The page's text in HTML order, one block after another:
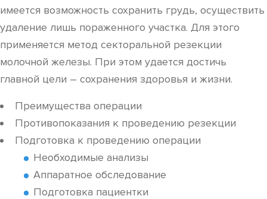
имеется возможность сохранить грудь, осуществить
удаление лишь пораженного участка. Для этого
применяется метод секторальной резекции
молочной железы. При этом удается достичь
главной цели – сохранения здоровья и жизни.
Преимущества операции
Противопоказания к проведению резекции
Подготовка к проведению операции
Необходимые анализы
Аппаратное обследование
Подготовка пациентки